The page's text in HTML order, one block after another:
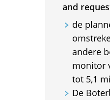
and
de
andere
monitor
tot 5,1
De